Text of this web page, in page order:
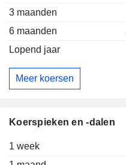
3 maanden
6 maanden
Lopend jaar
Meer koersen
Koerspieken en -dalen
1 week